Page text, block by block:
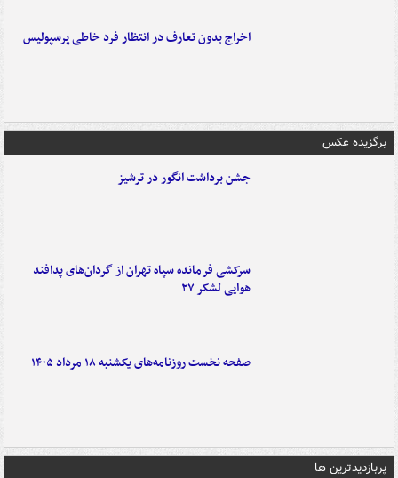
اخراج بدون تعارف در انتظار فرد خاطی پرسپولیس
برگزیده عکس
جشن برداشت انگور در ترشیز
سرکشی فرمانده سپاه تهران از گردان‌های پدافند
هوایی لشکر ۲۷
صفحه نخست روزنامه‌های یکشنبه ۱۸ مرداد ۱۴۰۵
پربازدیدترین ها